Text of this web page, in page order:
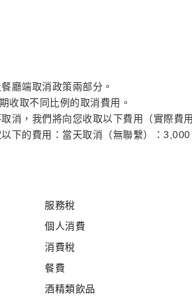
廳端取消政策兩部分。
收取不同比例的取消費用。
消，我們將向您收取以下費用（實際費
下的費用：當天取消（無聯繫）：3,000
服務稅
個人消費
消費稅
餐費
酒精類飲品